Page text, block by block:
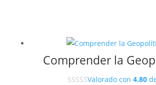
Comprender la
Valorado con 4.80